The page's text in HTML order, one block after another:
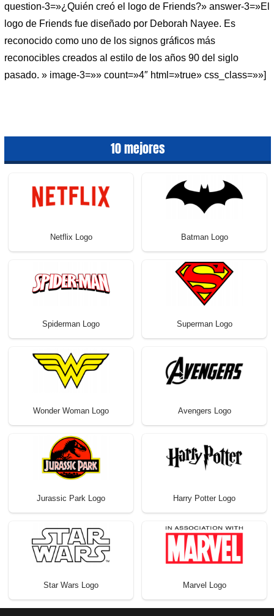
question-3=»¿Quién creó el logo de Friends?» answer-3=»El
logo de Friends fue diseñado por Deborah Nayee. Es
reconocido como uno de los signos gráficos más
reconocibles creados al estilo de los años 90 del siglo
pasado. » image-3=»» count=»4″ html=»true» css_class=»»]
10 mejores
Netflix Logo Batman Logo
Spiderman Logo Superman Logo
Wonder Woman Logo Avengers Logo
Jurassic Park Logo Harry Potter Logo
Star Wars Logo Marvel Logo